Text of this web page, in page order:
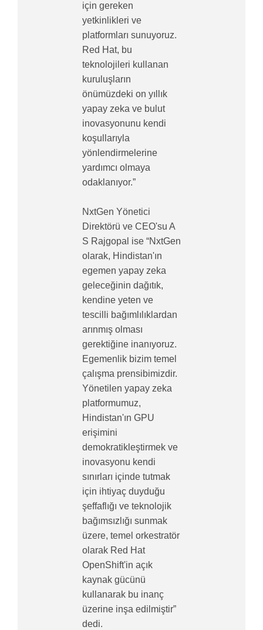
için gereken
yetkinlikleri ve
platformları sunuyoruz.
Red Hat, bu
teknolojileri kullanan
kuruluşların
önümüzdeki on yıllık
yapay zeka ve bulut
inovasyonunu kendi
koşullarıyla
yönlendirmelerine
yardımcı olmaya
odaklanıyor.”
NxtGen Yönetici
Direktörü ve CEO'su A
S Rajgopal ise “NxtGen
olarak, Hindistan'ın
egemen yapay zeka
geleceğinin dağıtık,
kendine yeten ve
tescilli bağımlılıklardan
arınmış olması
gerektiğine inanıyoruz.
Egemenlik bizim temel
çalışma prensibimizdir.
Yönetilen yapay zeka
platformumuz,
Hindistan'ın GPU
erişimini
demokratikleştirmek ve
inovasyonu kendi
sınırları içinde tutmak
için ihtiyaç duyduğu
şeffaflığı ve teknolojik
bağımsızlığı sunmak
üzere, temel orkestratör
olarak Red Hat
OpenShift'in açık
kaynak gücünü
kullanarak bu inanç
üzerine inşa edilmiştir”
dedi.